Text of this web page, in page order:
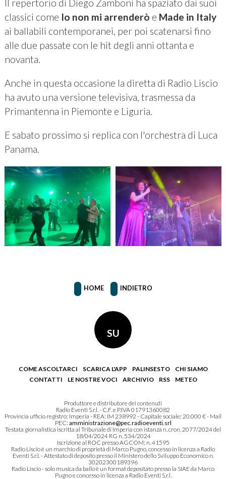
Il repertorio di Diego Zamboni ha spaziato dai suoi
classici come Io non mi arrenderò e Made in Italy
ai ballabili contemporanei, per poi scatenarsi fino
alle due passate con le hit degli anni ottanta e
novanta.
Anche in questa occasione la diretta di Radio Liscio
ha avuto una versione televisiva, trasmessa da
Primantenna in Piemonte e Liguria.
E sabato prossimo si replica con l'orchestra di Luca
Panama.
HOME INDIETRO
SU
COME ASCOLTARCI SCARICA L'APP PALINSESTO
CHI SIAMO
CONTATTI
LE NOSTRE VOCI ARCHIVIO RSS METEO
Produttore e distributore dei contenuti
Radio Eventi S.r.l. - C.F. e P.IVA 01791360082
Provincia ufficio registro: Imperia - REA: IM 238992 - Capitale sociale: 20.000 € - Mail
PEC: amministrazione@pec.radioeventi.srl
Testata giornalistica iscritta al Tribunale di Imperia con istanza n. cron. 2077/2024 del
18/04/2024 RG n. 534/2024
Iscrizione al ROC presso AGCOM: n. 41595
Radio Liscio è un marchio di proprietà di Marco Pugno, concesso in licenza a Radio
Eventi S.r.l. - Attestato di deposito presso il Ministero dello Sviluppo Economico n.
30202300189396
Radio Liscio - solo musica da ballo è un format depositato presso la SIAE da Marco
Pugno e concesso in licenza a Radio Eventi S.r.l.